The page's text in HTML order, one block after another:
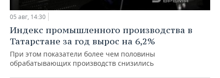
05 авг, 14:30
Индекс промышленного производства в
Татарстане за год вырос на 6,2%
При этом показатели более чем половины
обрабатывающих производств снизились